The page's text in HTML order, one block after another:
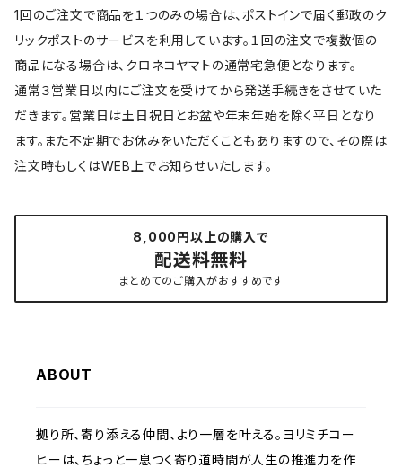
1回のご注文で商品を１つのみの場合は、ポストインで届く郵政のク
リックポストのサービスを利用しています。１回の注文で複数個の
商品になる場合は、クロネコヤマトの通常宅急便となります。
通常３営業日以内にご注文を受けてから発送手続きをさせていた
だきます。営業日は土日祝日とお盆や年末年始を除く平日となり
ます。また不定期でお休みをいただくこともありますので、その際は
注文時もしくはWEB上でお知らせいたします。
8,000円以上の購入で
配送料無料
まとめてのご購入がおすすめです
ABOUT
拠り所、寄り添える仲間、より一層を叶える。ヨリミチコー
ヒーは、ちょっと一息つく寄り道時間が人生の推進力を作